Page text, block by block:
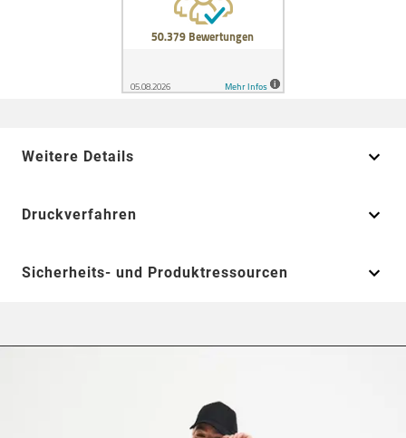
Weitere Details
Druckverfahren
Sicherheits- und Produktressourcen